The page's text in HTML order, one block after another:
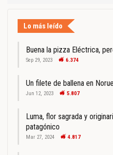
Lo más leído
Buena la pizza Eléctrica,
Sep 29, 2023 6.374
Un filete de ballena en
Jun 12, 2023 5.807
Luma, flor sagrada y
patagónico
Mar 27, 2024 4.817